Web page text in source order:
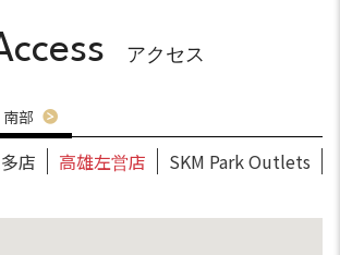
アクセス
南部
店 高雄左営店 SKM Park Outlets